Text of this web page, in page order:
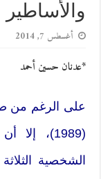
والأساطير
أغسطس 7, 2014
*عدنان حسين أحمد
على الرغم من
(1989)،
الشخصية